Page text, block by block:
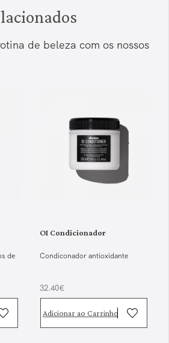
de beleza com os nossos
de
OI Condicionador
Condiconador antioxidante
32.40€
Adicionar ao Carrinho